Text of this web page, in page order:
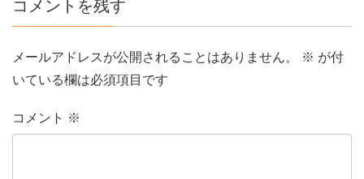
コメントを残す
メールアドレスが公開されることはありません。 ※ が付
いている欄は必須項目です
コメント ※